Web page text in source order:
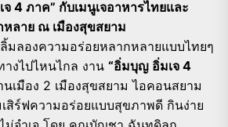
4 ภาค” กับเมนูเจอาหารไทยและ
ลาย ณ เมืองสุขสยาม
มลองความอร่อยหลากหลายแบบไทยๆ
างไปไหนไกล งาน “อิ่มบุญ อิ่มเจ 4
เมือง 2 เมืองสุขสยาม ไอคอนสยาม
สิร์ฟความอร่อยแบบสุขภาพดี กินง่าย